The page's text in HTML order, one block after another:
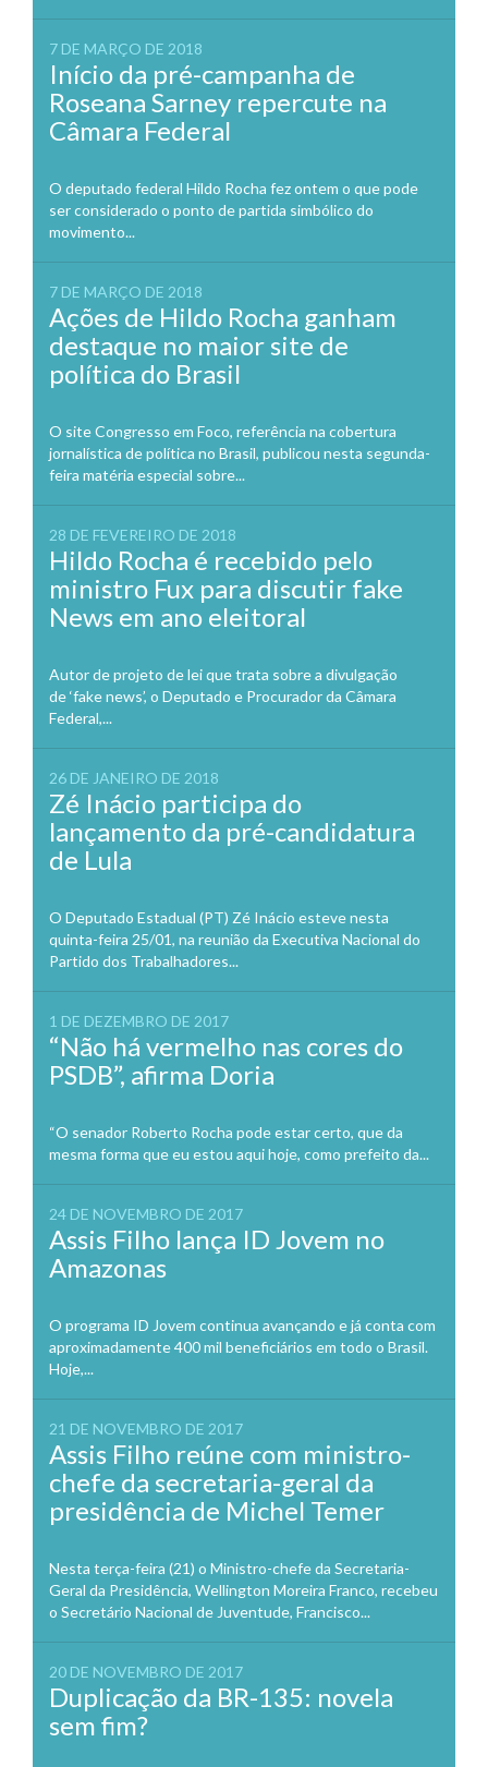
7 DE MARÇO DE 2018
Início da pré-campanha de
Roseana Sarney repercute na
Câmara Federal
O deputado federal Hildo Rocha fez ontem o que pode
ser considerado o ponto de partida simbólico do
movimento...
7 DE MARÇO DE 2018
Ações de Hildo Rocha ganham
destaque no maior site de
política do Brasil
O site Congresso em Foco, referência na cobertura
jornalística de política no Brasil, publicou nesta segunda-
feira matéria especial sobre...
28 DE FEVEREIRO DE 2018
Hildo Rocha é recebido pelo
ministro Fux para discutir fake
News em ano eleitoral
Autor de projeto de lei que trata sobre a divulgação
de ‘fake news’, o Deputado e Procurador da Câmara
Federal,...
26 DE JANEIRO DE 2018
Zé Inácio participa do
lançamento da pré-candidatura
de Lula
O Deputado Estadual (PT) Zé Inácio esteve nesta
quinta-feira 25/01, na reunião da Executiva Nacional do
Partido dos Trabalhadores...
1 DE DEZEMBRO DE 2017
“Não há vermelho nas cores do
PSDB”, afirma Doria
“O senador Roberto Rocha pode estar certo, que da
mesma forma que eu estou aqui hoje, como prefeito da...
24 DE NOVEMBRO DE 2017
Assis Filho lança ID Jovem no
Amazonas
O programa ID Jovem continua avançando e já conta com
aproximadamente 400 mil beneficiários em todo o Brasil.
Hoje,...
21 DE NOVEMBRO DE 2017
Assis Filho reúne com ministro-
chefe da secretaria-geral da
presidência de Michel Temer
Nesta terça-feira (21) o Ministro-chefe da Secretaria-
Geral da Presidência, Wellington Moreira Franco, recebeu
o Secretário Nacional de Juventude, Francisco...
20 DE NOVEMBRO DE 2017
Duplicação da BR-135: novela
sem fim?